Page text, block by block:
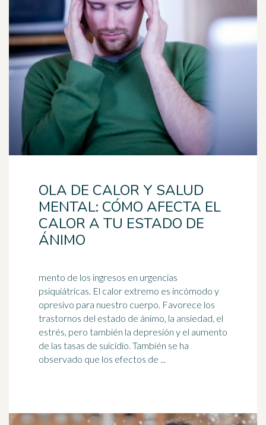
OLA DE CALOR Y SALUD
MENTAL: CÓMO AFECTA EL
CALOR A TU ESTADO DE
ÁNIMO
mento de los ingresos en urgencias
psiquiátricas. El calor extremo es incómodo y
opresivo para nuestro cuerpo. Favorece los
trastornos del estado de ánimo, la ansiedad, el
estrés, pero también la depresión y el aumento
de las tasas de suicidio. También se ha
observado que los efectos de ...